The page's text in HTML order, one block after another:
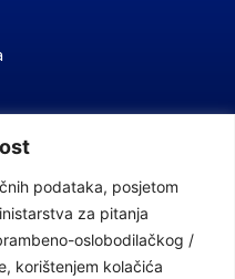
podataka, posjetom
za pitanja
oslobodilačkog /
korištenjem kolačića